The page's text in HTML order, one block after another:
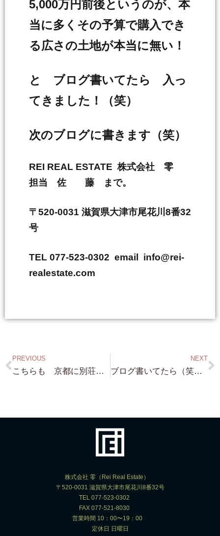
5,000万円前後というのが、本
当に多くその予算で購入でき
る広さの土地が本当に無い！
と ブログ書いてたら 入っ
てきました！（笑）
次のブログに書きます（笑）
REI REAL ESTATE 株式会社 零
担当 佐 藤 まで。
〒520-0031 滋賀県大津市尾花川8番32
号
TEL 077-523-0302 email info@rei-
realestate.com
PREVIOUS
こちらも 京都に別荘を・・と言う方へ ”哲学の道” 隣接物件 約440坪 日本庭園のような 邸宅用地です！
NEXT
ブログ書いてたら（笑）来ました！またまた 琵琶湖浜付き 約300坪 場所は 大津市荒川 前面砂浜です！
株式会社 零（Rei Real Estate）
〒520-0031 滋賀県大津市尾花川8番32号
TEL 077-523-0302
FAX 077-521-8030
営業時間 10：00〜19：00
定休日 日曜日